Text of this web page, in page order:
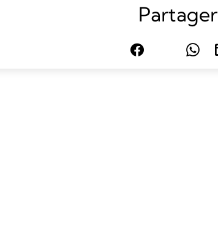
Partager